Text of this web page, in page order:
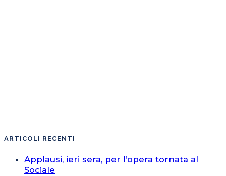
ARTICOLI RECENTI
Applausi, ieri sera, per l’opera tornata al
Sociale